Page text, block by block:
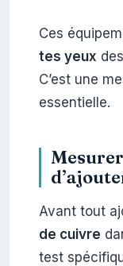
Ces
tes yeux
C’est une
essentielle.
Avant tout
de cuivre
test